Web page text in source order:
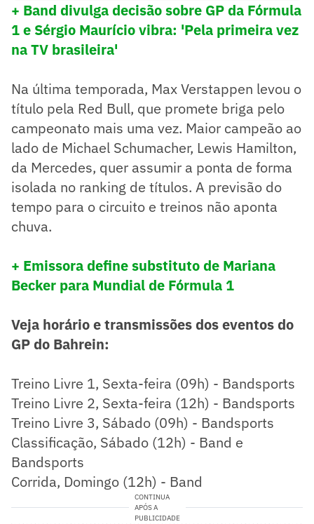
+ Band divulga decisão sobre GP da Fórmula
1 e Sérgio Maurício vibra: 'Pela primeira vez
na TV brasileira'
Na última temporada, Max Verstappen levou o
título pela Red Bull, que promete briga pelo
campeonato mais uma vez. Maior campeão ao
lado de Michael Schumacher, Lewis Hamilton,
da Mercedes, quer assumir a ponta de forma
isolada no ranking de títulos. A previsão do
tempo para o circuito e treinos não aponta
chuva.
+ Emissora define substituto de Mariana
Becker para Mundial de Fórmula 1
Veja horário e transmissões dos eventos do
GP do Bahrein:
Treino Livre 1, Sexta-feira (09h) - Bandsports
Treino Livre 2, Sexta-feira (12h) - Bandsports
Treino Livre 3, Sábado (09h) - Bandsports
Classificação, Sábado (12h) - Band e
Bandsports
Corrida, Domingo (12h) - Band
CONTINUA
APÓS A
PUBLICIDADE